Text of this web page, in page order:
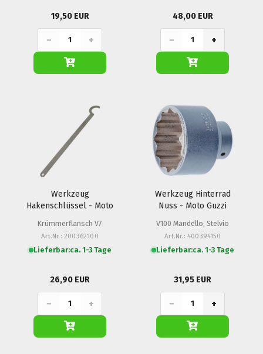
19,50 EUR
− +
48,00 EUR
− +
Werkzeug
Hakenschlüssel - Moto
Krümmerflansch V7
Art.Nr.: 200362100
Lieferbar:ca. 1-3 Tage
26,90 EUR
− +
Werkzeug Hinterrad
Nuss - Moto Guzzi
V100 Mandello, Stelvio
Art.Nr.: 400394150
Lieferbar:ca. 1-3 Tage
31,95 EUR
− +